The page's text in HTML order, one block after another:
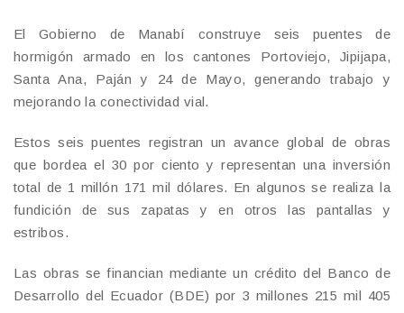
El Gobierno de Manabí construye seis puentes de
hormigón armado en los cantones Portoviejo, Jipijapa,
Santa Ana, Paján y 24 de Mayo, generando trabajo y
mejorando la conectividad vial.
Estos seis puentes registran un avance global de obras
que bordea el 30 por ciento y representan una inversión
total de 1 millón 171 mil dólares. En algunos se realiza la
fundición de sus zapatas y en otros las pantallas y
estribos.
Las obras se financian mediante un crédito del Banco de
Desarrollo del Ecuador (BDE) por 3 millones 215 mil 405